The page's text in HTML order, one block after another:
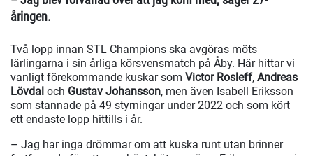
åringen.
Två lopp innan STL Champions ska avgöras möts
lärlingarna i sin årliga körsvensmatch på Åby. Här hittar vi
vanligt förekommande kuskar som Victor Rosleff, Andreas
Lövdal och Gustav Johansson, men även Isabell Eriksson
som stannade på 49 styrningar under 2022 och som kört
ett endaste lopp hittills i år.
– Jag har inga drömmar om att kuska runt utan brinner